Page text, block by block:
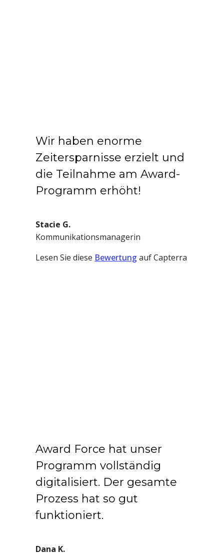
Wir haben enorme
Zeitersparnisse erzielt und
die Teilnahme am Award-
Programm erhöht!
Stacie G.
Kommunikationsmanagerin
Lesen Sie diese Bewertung auf Capterra
Award Force hat unser
Programm vollständig
digitalisiert. Der gesamte
Prozess hat so gut
funktioniert.
Dana K.